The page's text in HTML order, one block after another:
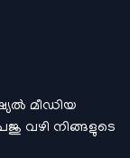
മീഡിയ
വഴി നിങ്ങളുടെ